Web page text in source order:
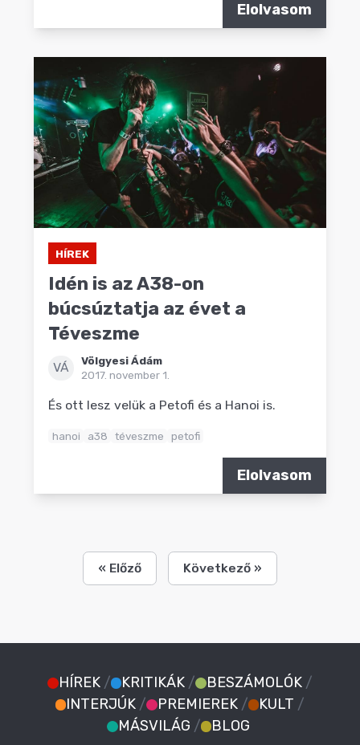
Elolvasom
HÍREK
Idén is az A38-on
búcsúztatja az évet a
Téveszme
VÁ
Völgyesi Ádám
2017. november 1.
És ott lesz velük a Petofi és a Hanoi is.
hanoi a38 téveszme petofi
Elolvasom
« Előző Következő »
HÍREK / KRITIKÁK / BESZÁMOLÓK /
INTERJÚK / PREMIEREK / KULT /
MÁSVILÁG / BLOG